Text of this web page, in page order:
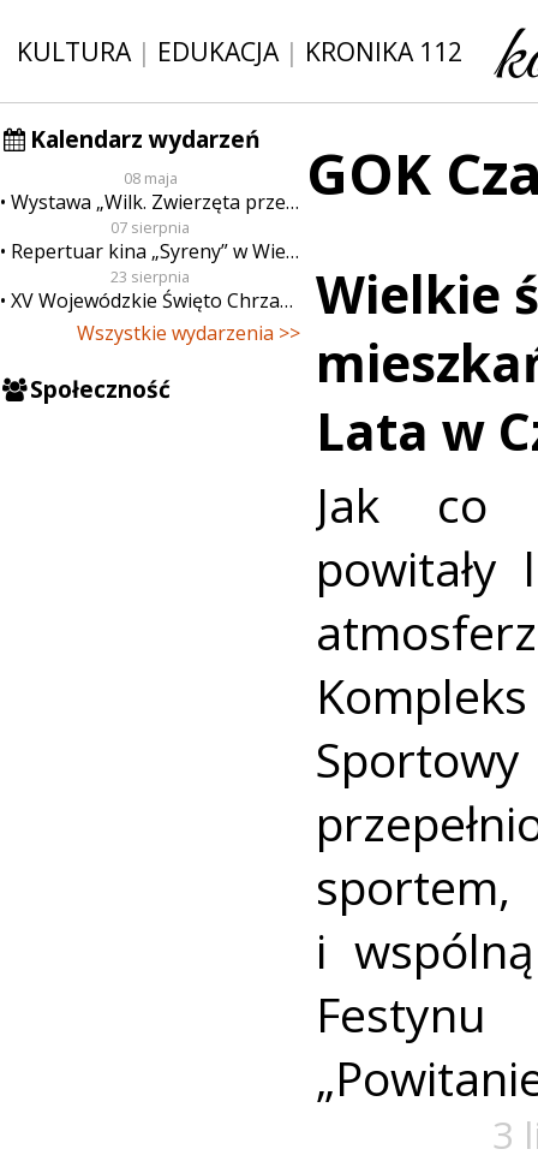
KULTURA| EDUKACJA| KRONIKA 112
Kalendarz wydarzeń
08 maja
Wystawa „Wilk. Zwierzęta przeklęte”
07 sierpnia
Repertuar kina „Syreny” w Wieluniu w dn. od 7 do 13 sierpnia
23 sierpnia
XV Wojewódzkie Święto Chrzanu
Wszystkie wydarzenia >>
Społeczność
GOK
Wielkie
Lata w
Jak co
i
3